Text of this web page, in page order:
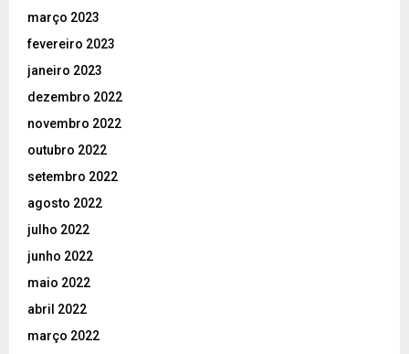
março 2023
fevereiro 2023
janeiro 2023
dezembro 2022
novembro 2022
outubro 2022
setembro 2022
agosto 2022
julho 2022
junho 2022
maio 2022
abril 2022
março 2022